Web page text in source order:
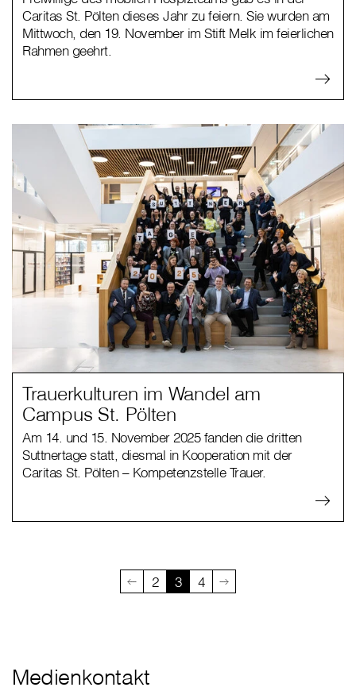
Caritas St. Pölten dieses Jahr zu feiern. Sie wurden am
Mittwoch, den 19. November im Stift Melk im feierlichen
Rahmen geehrt.
Trauerkulturen im Wandel am
Campus St. Pölten
Am 14. und 15. November 2025 fanden die dritten
Suttnertage statt, diesmal in Kooperation mit der
Caritas St. Pölten – Kompetenzstelle Trauer.
2 3 4
Medienkontakt